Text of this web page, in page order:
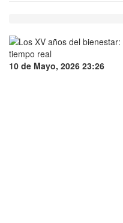
10 de Mayo, 2026 23:26